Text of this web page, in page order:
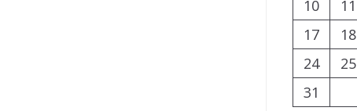
10
11
17
18
24
25
31